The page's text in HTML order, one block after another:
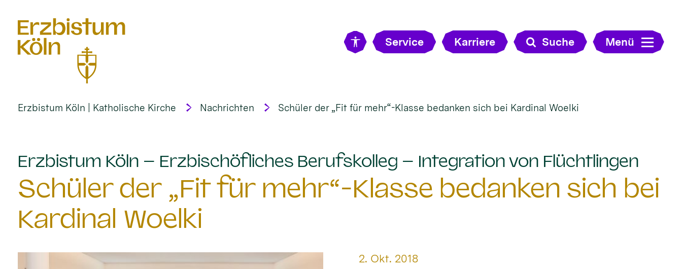
Service Karriere Suche Menü
Erzbistum Köln | Katholische Kirche Nachrichten Schüler der „Fit für mehr“-Klasse bedanken sich bei Kardinal Woelki
Erzbistum Köln – Erzbischöfliches Berufskolleg – Integration von Flüchtlingen
Schüler der „Fit für mehr“-Klasse bedanken sich bei
Kardinal Woelki
Datum:
2. Okt. 2018